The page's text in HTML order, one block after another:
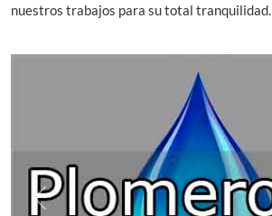
nuestros trabajos para su total tranquilidad.
Previous